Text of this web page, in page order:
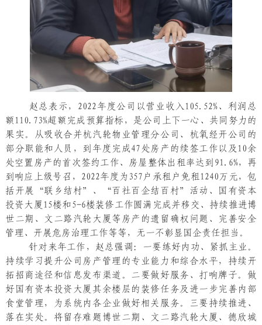
赵总表示，2022年度公司以营业收入105.52%、利润总
额110.73%超额完成预算指标，是公司上下一心、共同努力的
果实。从吸收合并杭汽轮物业管理分公司、杭氧经开公司的
部分职能和人员，到年度完成47处房产的续签工作以及10余
处空置房产的首次签约工作、房屋整体出租率达到91.6%，再
到响应上级号召，2022年度为357户承租户免租1240万元，包
括开展“联乡结村”、“百社百企结百村”活动、国有资本
投资大厦15楼和5-6楼装修工作圆满完成并移交、持续推进博
世二期、文二路汽轮大厦等房产的遗留确权问题、完善安全
管理、开展危房治理工作等等，无一不彰显国企责任担当。
针对来年工作，赵总强调：一要练好内功、紧抓主业。
持续学习提升公司房产管理的专业能力和综合水平，持续开
拓招商途径和信息发布渠道。二要做好服务、打响牌子。做
好国有资本投资大厦其余楼层的装修任务及进一步完善内部
食堂管理，为系统内各企业做好相关服务。三要持续推进、
落在实处。将留存难题博世二期、文二路汽轮大厦、德欣城